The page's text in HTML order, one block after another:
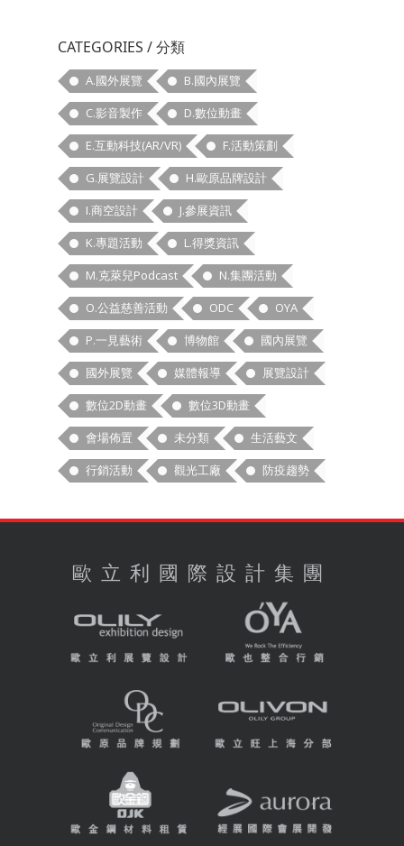
CATEGORIES / 分類
A.國外展覽
B.國內展覽
C.影音製作
D.數位動畫
E.互動科技(AR/VR)
F.活動策劃
G.展覽設計
H.歐原品牌設計
I.商空設計
J.參展資訊
K.專題活動
L.得獎資訊
M.克萊兒Podcast
N.集團活動
O.公益慈善活動
ODC
OYA
P.一見藝術
博物館
國內展覽
國外展覽
媒體報導
展覽設計
數位2D動畫
數位3D動畫
會場佈置
未分類
生活藝文
行銷活動
觀光工廠 防疫趨勢
歐立利國際設計集團